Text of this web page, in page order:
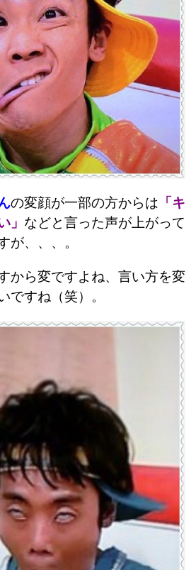
の変顔が一部の方からは 「キ
」 などと言った声が上がって
が、、、。
から変ですよね、言い方を変
ですね（笑）。